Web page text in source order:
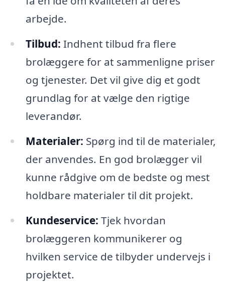
arbejde.
Tilbud: Indhent tilbud fra flere
brolæggere for at sammenligne priser
og tjenester. Det vil give dig et godt
grundlag for at vælge den rigtige
leverandør.
Materialer: Spørg ind til de materialer,
der anvendes. En god brolægger vil
kunne rådgive om de bedste og mest
holdbare materialer til dit projekt.
Kundeservice: Tjek hvordan
brolæggeren kommunikerer og
hvilken service de tilbyder undervejs i
projektet.